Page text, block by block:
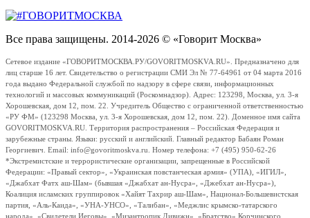
Все права защищены. 2014-2026 © «Говорит Москва»
Сетевое издание «ГОВОРИТМОСКВА.РУ/GOVORITMOSKVA.RU». Предназначено для
лиц старше 16 лет. Свидетельство о регистрации СМИ Эл № 77-64961 от 04 марта 2016
года выдано Федеральной службой по надзору в сфере связи, информационных
технологий и массовых коммуникаций (Роскомнадзор). Адрес: 123298, Москва, ул. 3-я
Хорошевская, дом 12, пом. 22. Учредитель Общество с ограниченной ответственностью
«РУ ФМ» (123298 Москва, ул. 3-я Хорошевская, дом 12, пом. 22). Доменное имя сайта
GOVORITMOSKVA.RU. Территория распространения – Российская Федерация и
зарубежные страны. Языки: русский и английский. Главный редактор Бабаян Роман
Георгиевич. Email: info@govoritmoskva.ru. Номер телефона: +7 (495) 950-62-26
*Экстремистские и террористические организации, запрещенные в Российской
Федерации: «Правый сектор», «Украинская повстанческая армия» (УПА), «ИГИЛ»,
«Джабхат Фатх аш-Шам» (бывшая «Джабхат ан-Нусра», «Джебхат ан-Нусра»),
Коалиция исламских группировок «Хайят Тахрир аш-Шам», Национал-Большевистская
партия, «Аль-Каида», «УНА-УНСО», «Талибан», «Меджлис крымско-татарского
народа», «Свидетели Иеговы», «Мизантропик Дивижн», «Братство» Корчинского,